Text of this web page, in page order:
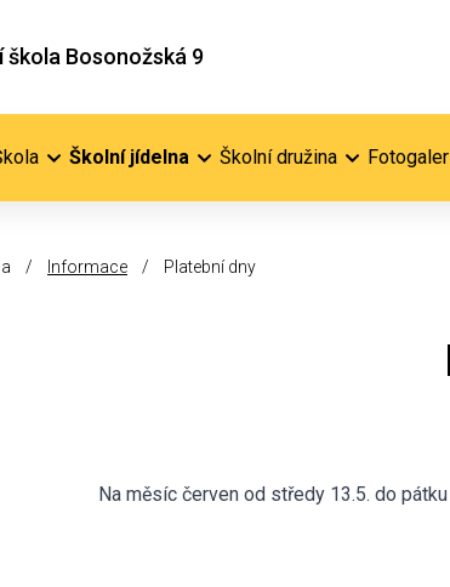
škola Bosonožská 9
Školní jídelna Školní družina
/ Informace / Platební dny
Na měsíc červen od středy 13.5. do